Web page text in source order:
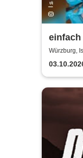
einfach
Workshop |
ARTs
Würzburg,